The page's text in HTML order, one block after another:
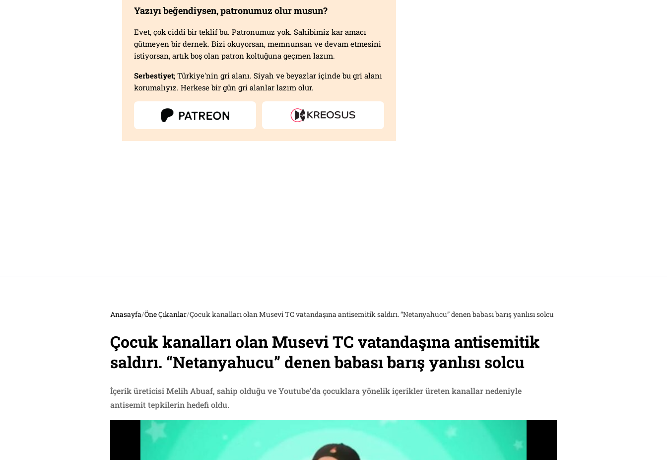
Yazıyı beğendiysen, patronumuz olur musun?
Evet, çok ciddi bir teklif bu. Patronumuz yok. Sahibimiz kar amacı
gütmeyen bir dernek. Bizi okuyorsan, memnunsan ve devam etmesini
istiyorsan, artık boş olan patron koltuğuna geçmen lazım.
Serbestiyet; Türkiye'nin gri alanı. Siyah ve beyazlar içinde bu gri alanı
korumalıyız. Herkese bir gün gri alanlar lazım olur.
Anasayfa/Öne Çıkanlar/Çocuk kanalları olan Musevi TC vatandaşına antisemitik saldırı. “Netanyahucu” denen babası barış yanlısı solcu
Çocuk kanalları olan Musevi TC vatandaşına antisemitik
saldırı. “Netanyahucu” denen babası barış yanlısı solcu
İçerik üreticisi Melih Abuaf, sahip olduğu ve Youtube’da çocuklara yönelik içerikler üreten kanallar nedeniyle
antisemit tepkilerin hedefi oldu.